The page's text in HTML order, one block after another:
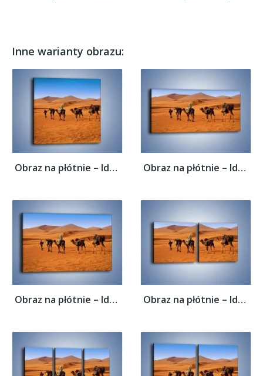
Inne warianty obrazu:
Obraz na płótnie – Idą wielbłądy przez... Obraz na płótnie – Idą wielbłądy przez...
Obraz na płótnie – Idą wielbłądy przez... Obraz na płótnie – Idą wielbłądy przez...